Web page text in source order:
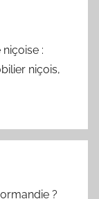
:
niçois,
?